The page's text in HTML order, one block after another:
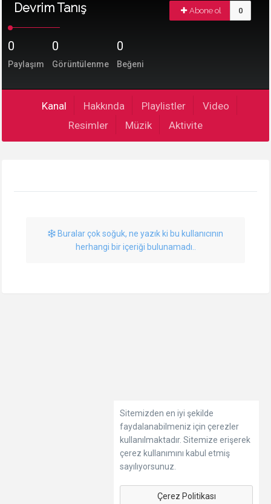
Devrim Tanış Abone ol 0
0
Paylaşım
0
Görüntülenme
0
Beğeni
Kanal Hakkında Playlistler
Video
Resimler
Müzik Aktivite
Buralar çok soğuk, ne yazık ki bu kullanıcının
herhangi bir içeriği bulunamadı..
Sitemizden en iyi şekilde
faydalanabilmeniz için çerezler
kullanılmaktadır. Sitemize erişerek
çerez kullanımını kabul etmiş
sayılıyorsunuz.
Çerez Politikası